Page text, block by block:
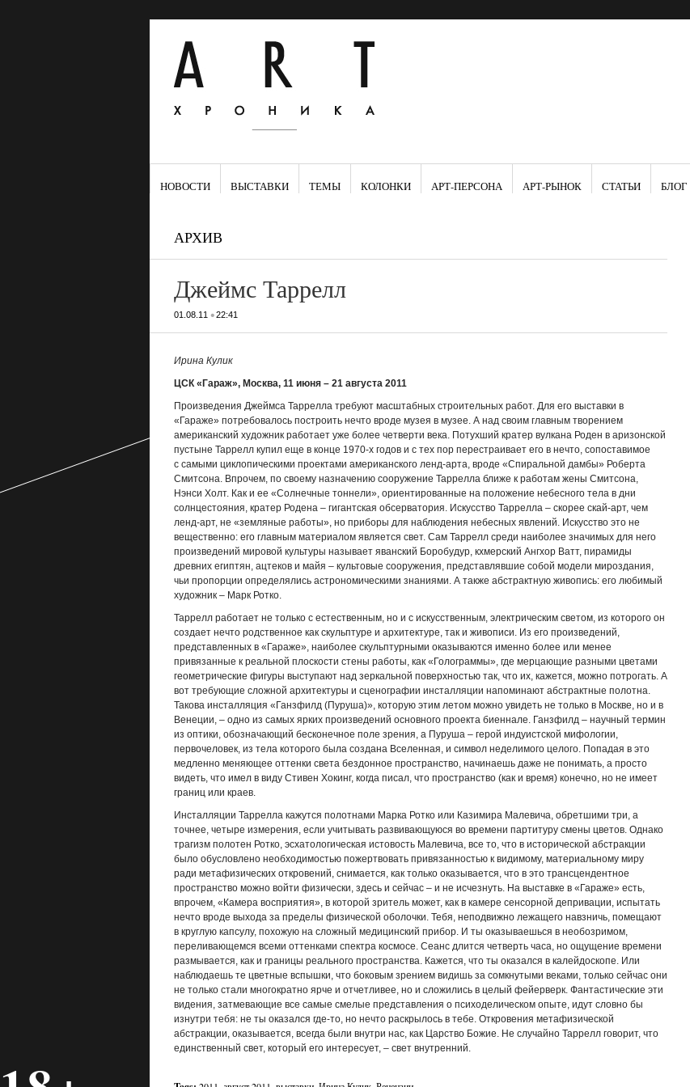
НОВОСТИ ВЫСТАВКИ ТЕМЫ КОЛОНКИ АРТ-ПЕРСОНА АРТ-РЫНОК СТАТЬИ БЛОГ
АРХИВ
Джеймс Таррелл
01.08.11•22:41
Ирина Кулик
ЦСК «Гараж», Москва, 11 июня – 21 августа 2011
Произведения Джеймса Таррелла требуют масштабных строительных работ. Для его выставки в
«Гараже» потребовалось построить нечто вроде музея в музее. А над своим главным творением
американский художник работает уже более четверти века. Потухший кратер вулкана Роден в аризонской
пустыне Таррелл купил еще в конце 1970-х годов и с тех пор перестраивает его в нечто, сопоставимое
с самыми циклопическими проектами американского ленд-арта, вроде «Спиральной дамбы» Роберта
Смитсона. Впрочем, по своему назначению сооружение Таррелла ближе к работам жены Смитсона,
Нэнси Холт. Как и ее «Солнечные тоннели», ориентированные на положение небесного тела в дни
солнцестояния, кратер Родена – гигантская обсерватория. Искусство Таррелла – скорее скай-арт, чем
ленд-арт, не «земляные работы», но приборы для наблюдения небесных явлений. Искусство это не
вещественно: его главным материалом является свет. Сам Таррелл среди наиболее значимых для него
произведений мировой культуры называет яванский Боробудур, кхмерский Ангхор Ватт, пирамиды
древних египтян, ацтеков и майя – культовые сооружения, представлявшие собой модели мироздания,
чьи пропорции определялись астрономическими знаниями. А также абстрактную живопись: его любимый
художник – Марк Ротко.
Таррелл работает не только с естественным, но и с искусственным, электрическим светом, из которого он
создает нечто родственное как скульптуре и архитектуре, так и живописи. Из его произведений,
представленных в «Гараже», наиболее скульптурными оказываются именно более или менее
привязанные к реальной плоскости стены работы, как «Голограммы», где мерцающие разными цветами
геометрические фигуры выступают над зеркальной поверхностью так, что их, кажется, можно потрогать. А
вот требующие сложной архитектуры и сценографии инсталляции напоминают абстрактные полотна.
Такова инсталляция «Ганзфилд (Пуруша)», которую этим летом можно увидеть не только в Москве, но и в
Венеции, – одно из самых ярких произведений основного проекта биеннале. Ганзфилд – научный термин
из оптики, обозначающий бесконечное поле зрения, а Пуруша – герой индуистской мифологии,
первочеловек, из тела которого была создана Вселенная, и символ неделимого целого. Попадая в это
медленно меняющее оттенки света бездонное пространство, начинаешь даже не понимать, а просто
видеть, что имел в виду Стивен Хокинг, когда писал, что пространство (как и время) конечно, но не имеет
границ или краев.
Инсталляции Таррелла кажутся полотнами Марка Ротко или Казимира Малевича, обретшими три, а
точнее, четыре измерения, если учитывать развивающуюся во времени партитуру смены цветов. Однако
трагизм полотен Ротко, эсхатологическая истовость Малевича, все то, что в исторической абстракции
было обусловлено необходимостью пожертвовать привязанностью к видимому, материальному миру
ради метафизических откровений, снимается, как только оказывается, что в это трансцендентное
пространство можно войти физически, здесь и сейчас – и не исчезнуть. На выставке в «Гараже» есть,
впрочем, «Камера восприятия», в которой зритель может, как в камере сенсорной депривации, испытать
нечто вроде выхода за пределы физической оболочки. Тебя, неподвижно лежащего навзничь, помещают
в круглую капсулу, похожую на сложный медицинский прибор. И ты оказываешься в необозримом,
переливающемся всеми оттенками спектра космосе. Сеанс длится четверть часа, но ощущение времени
размывается, как и границы реального пространства. Кажется, что ты оказался в калейдоскопе. Или
наблюдаешь те цветные вспышки, что боковым зрением видишь за сомкнутыми веками, только сейчас они
не только стали многократно ярче и отчетливее, но и сложились в целый фейерверк. Фантастические эти
видения, затмевающие все самые смелые представления о психоделическом опыте, идут словно бы
изнутри тебя: не ты оказался где-то, но нечто раскрылось в тебе. Откровения метафизической
абстракции, оказывается, всегда были внутри нас, как Царство Божие. Не случайно Таррелл говорит, что
единственный свет, который его интересует, – свет внутренний.